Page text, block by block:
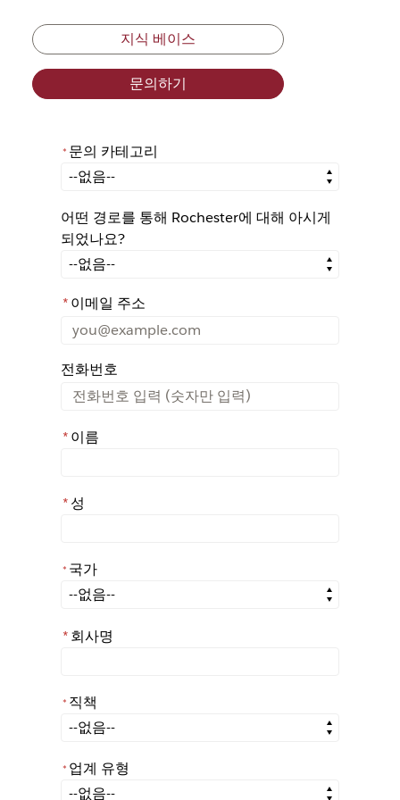
지식 베이스
문의하기
* 문의 카테고리
문의 카테고리
어떤 경로를 통해 Rochester에 대해 아시게
되었나요?
어떤 경로를 통해 Rochester에 대해 아시게 되었나요?
*이메일 주소
전화번호
*이름
*성
* 국가
국가
*회사명
* 직책
직책
* 업계 유형
업계 유형